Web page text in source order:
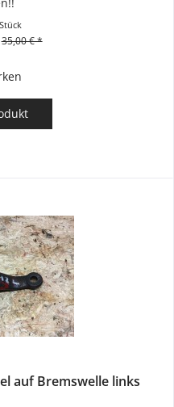
35,00 € *
auf Bremswelle links